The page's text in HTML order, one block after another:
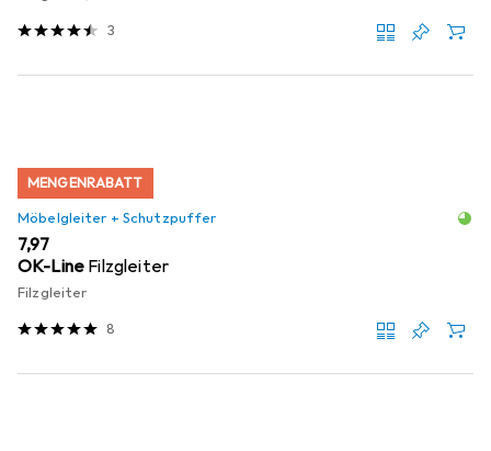
3
MENGENRABATT
Möbelgleiter + Schutzpuffer
EUR
7,97
OK-Line Filzgleiter
Filzgleiter
8